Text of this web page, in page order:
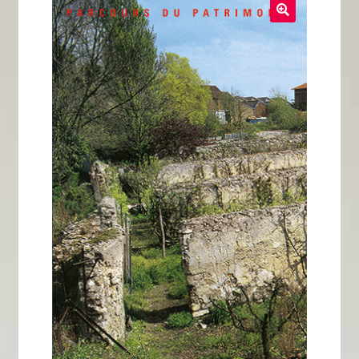
Tous nos livres
La qualité Lieux Dits
Nous contacter
Qui sommes-nous ?
Les éditions Lieux Dits